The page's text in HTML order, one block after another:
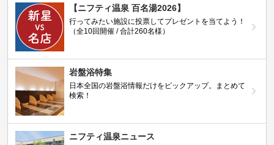
【ニフティ温泉 百名湯2026】
行ってみたい施設に投票してプレゼントを当てよう！
（全10回開催 / 合計260名様）
岩盤浴特集
日本全国の岩盤浴情報だけをピックアップ。まとめて
検索！
ニフティ温泉ニュース